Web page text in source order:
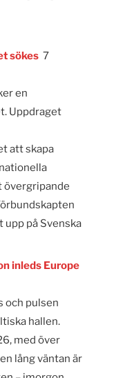
sökes 7
en
Uppdraget
att skapa
övergripande
på Svenska
inleds Europe
och pulsen
hallen.
med över
lång väntan är